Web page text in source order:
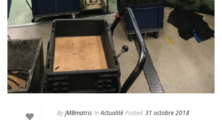
ByJMBmatris InActualitéPosted 31 octobre 2018